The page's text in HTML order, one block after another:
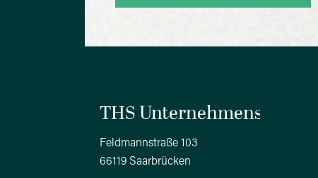
THS Unternehmensgruppe
Feldmannstraße 103
66119 Saarbrücken